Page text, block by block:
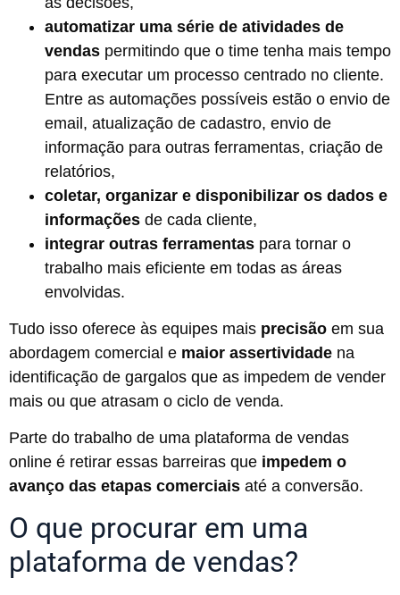
automatizar uma série de atividades de
vendas permitindo que o time tenha mais tempo
para executar um processo centrado no cliente.
Entre as automações possíveis estão o envio de
email, atualização de cadastro, envio de
informação para outras ferramentas, criação de
relatórios,
coletar, organizar e disponibilizar os dados e
informações de cada cliente,
integrar outras ferramentas para tornar o
trabalho mais eficiente em todas as áreas
envolvidas.
Tudo isso oferece às equipes mais precisão em sua
abordagem comercial e maior assertividade na
identificação de gargalos que as impedem de vender
mais ou que atrasam o ciclo de venda.
Parte do trabalho de uma plataforma de vendas
online é retirar essas barreiras que impedem o
avanço das etapas comerciais até a conversão.
O que procurar em uma
plataforma de vendas?